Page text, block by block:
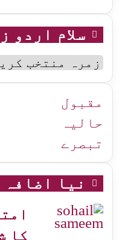
سلام اردو
سلام
اردو
زمرہ
جات
مقبول
حالیہ
تبصرے
نیا اضافہ
کا